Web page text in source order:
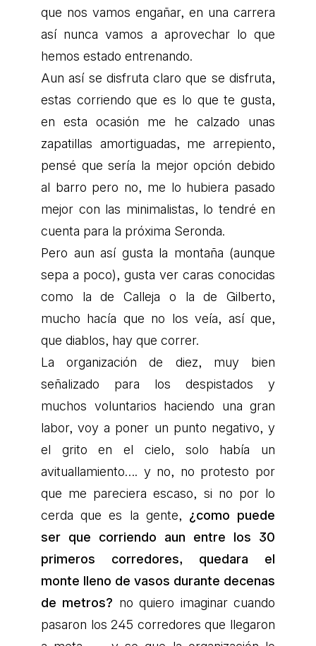
que nos vamos engañar, en una carrera
así nunca vamos a aprovechar lo que
hemos estado entrenando.
Aun así se disfruta claro que se disfruta,
estas corriendo que es lo que te gusta,
en esta ocasión me he calzado unas
zapatillas amortiguadas, me arrepiento,
pensé que sería la mejor opción debido
al barro pero no, me lo hubiera pasado
mejor con las minimalistas, lo tendré en
cuenta para la próxima Seronda.
Pero aun así gusta la montaña (aunque
sepa a poco), gusta ver caras conocidas
como la de Calleja o la de Gilberto,
mucho hacía que no los veía, así que,
que diablos, hay que correr.
La organización de diez, muy bien
señalizado para los despistados y
muchos voluntarios haciendo una gran
labor, voy a poner un punto negativo, y
el grito en el cielo, solo había un
avituallamiento…. y no, no protesto por
que me pareciera escaso, si no por lo
cerda que es la gente, ¿como puede
ser que corriendo aun entre los 30
primeros corredores, quedara el
monte lleno de vasos durante decenas
de metros? no quiero imaginar cuando
pasaron los 245 corredores que llegaron